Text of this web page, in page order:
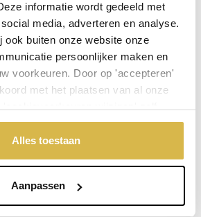
informatie wordt gedeeld met
media, adverteren en analyse.
ook buiten onze website onze
persoonlijker maken en
voorkeuren. Door op 'accepteren'
met het plaatsen van al onze
jouw akkoord krijgen. En door te
de functionele cookies
cookieverklaring voor meer
Alles toestaan
Aanpassen